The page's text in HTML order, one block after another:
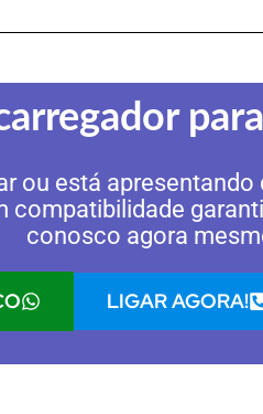
ou está
compatibilidade
conosco agora
LIGAR AGORA!